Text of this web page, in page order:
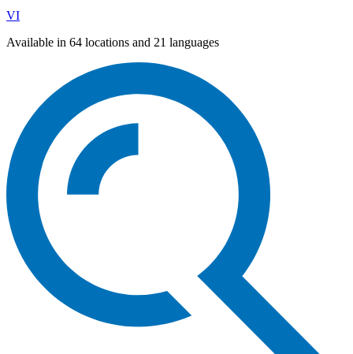
VI
Available in 64 locations and 21 languages